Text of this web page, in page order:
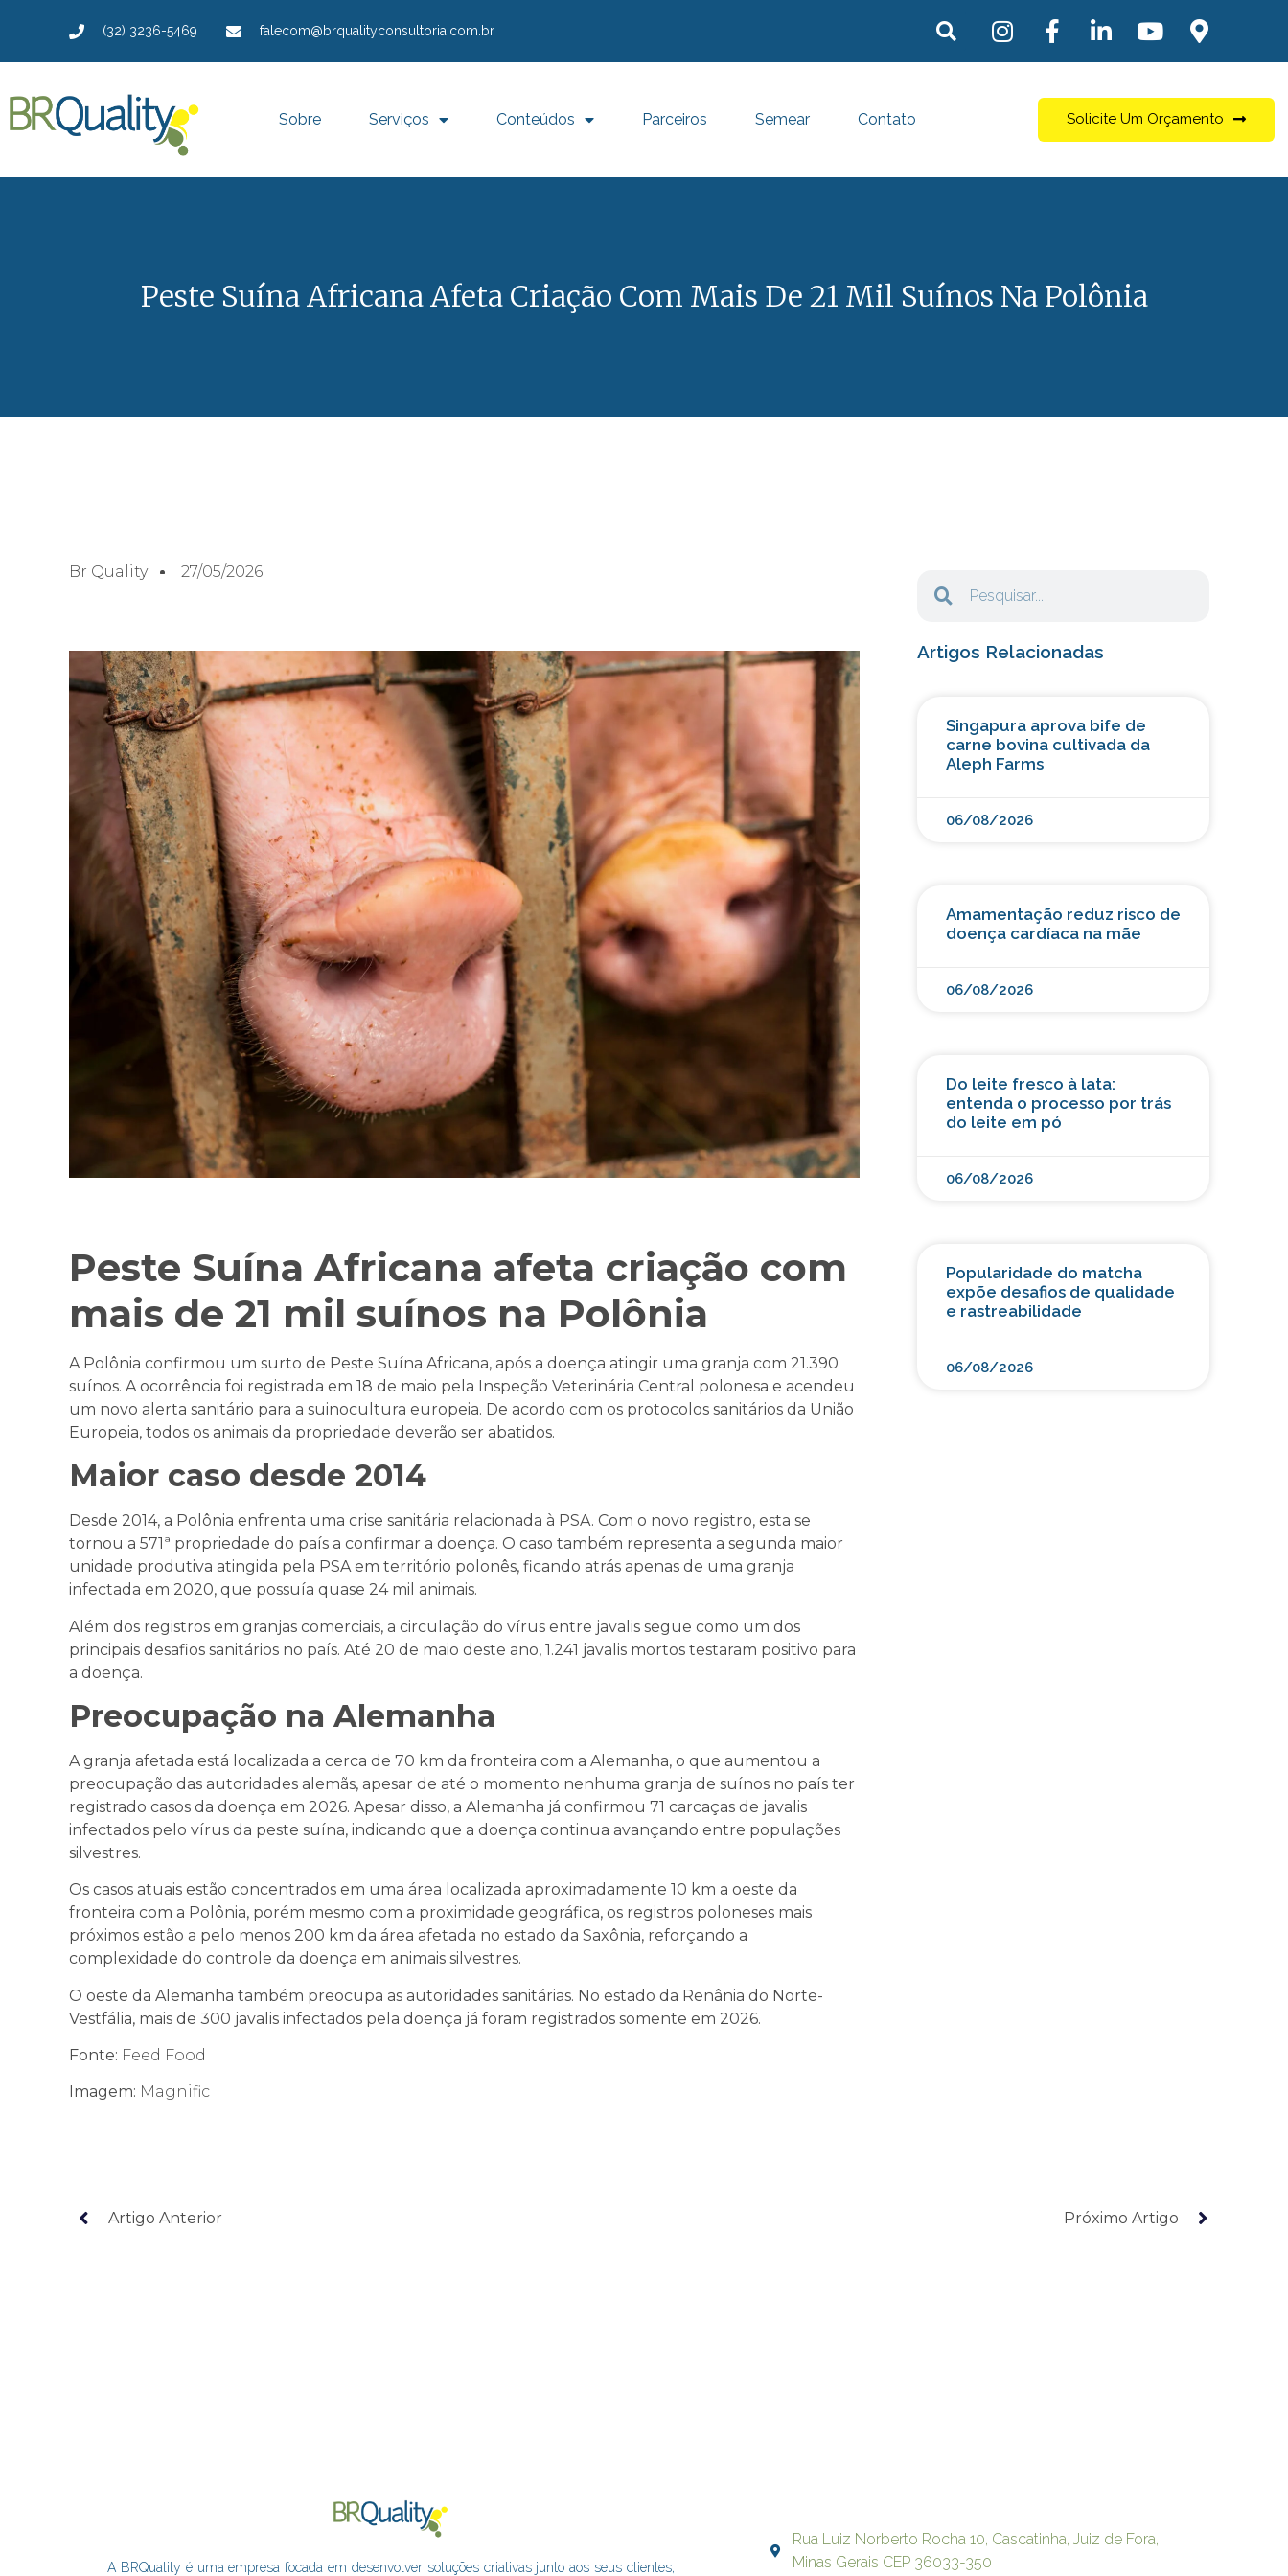
(32) 3236-5469 falecom@brqualityconsultoria.com.br
Sobre Serviços Conteúdos Parceiros Semear Contato Solicite Um Orçamento
Peste Suína Africana Afeta Criação Com Mais De 21 Mil Suínos Na Polônia
Br Quality 27/05/2026
Peste Suína Africana afeta criação com
mais de 21 mil suínos na Polônia
A Polônia confirmou um surto de Peste Suína Africana, após a doença atingir uma granja com 21.390
suínos. A ocorrência foi registrada em 18 de maio pela Inspeção Veterinária Central polonesa e acendeu
um novo alerta sanitário para a suinocultura europeia. De acordo com os protocolos sanitários da União
Europeia, todos os animais da propriedade deverão ser abatidos.
Maior caso desde 2014
Desde 2014, a Polônia enfrenta uma crise sanitária relacionada à PSA. Com o novo registro, esta se
tornou a 571ª propriedade do país a confirmar a doença. O caso também representa a segunda maior
unidade produtiva atingida pela PSA em território polonês, ficando atrás apenas de uma granja
infectada em 2020, que possuía quase 24 mil animais.
Além dos registros em granjas comerciais, a circulação do vírus entre javalis segue como um dos
principais desafios sanitários no país. Até 20 de maio deste ano, 1.241 javalis mortos testaram positivo para
a doença.
Preocupação na Alemanha
A granja afetada está localizada a cerca de 70 km da fronteira com a Alemanha, o que aumentou a
preocupação das autoridades alemãs, apesar de até o momento nenhuma granja de suínos no país ter
registrado casos da doença em 2026. Apesar disso, a Alemanha já confirmou 71 carcaças de javalis
infectados pelo vírus da peste suína, indicando que a doença continua avançando entre populações
silvestres.
Os casos atuais estão concentrados em uma área localizada aproximadamente 10 km a oeste da
fronteira com a Polônia, porém mesmo com a proximidade geográfica, os registros poloneses mais
próximos estão a pelo menos 200 km da área afetada no estado da Saxônia, reforçando a
complexidade do controle da doença em animais silvestres.
O oeste da Alemanha também preocupa as autoridades sanitárias. No estado da Renânia do Norte-
Vestfália, mais de 300 javalis infectados pela doença já foram registrados somente em 2026.
Fonte: Feed Food
Imagem: Magnific
Artigos Relacionadas
Singapura aprova bife de
carne bovina cultivada da
Aleph Farms
06/08/2026
Amamentação reduz risco de
doença cardíaca na mãe
06/08/2026
Do leite fresco à lata:
entenda o processo por trás
do leite em pó
06/08/2026
Popularidade do matcha
expõe desafios de qualidade
e rastreabilidade
06/08/2026
Artigo Anterior Próximo Artigo
A BRQuality é uma empresa focada em desenvolver soluções criativas junto aos seus clientes,
Rua Luiz Norberto Rocha 10, Cascatinha, Juiz de Fora,
Minas Gerais CEP 36033-350